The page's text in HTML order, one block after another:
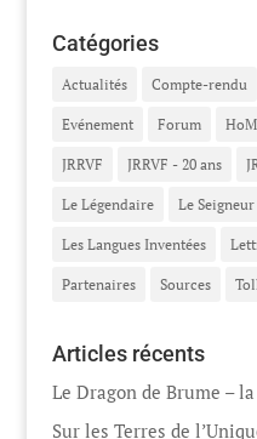
Catégories
Actualités Compte-rendu
Evénement Forum
JRRVF JRRVF - 20 ans
Le Légendaire Le
Les Langues Inventées
Partenaires Sources
Articles récents
Le Dragon de Brume –
Sur les Terres de